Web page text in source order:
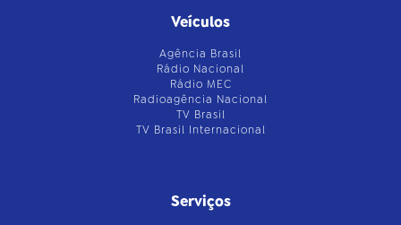
Veículos
Agência Brasil
Rádio Nacional
Rádio MEC
Radioagência Nacional
TV Brasil
TV Brasil Internacional
Serviços